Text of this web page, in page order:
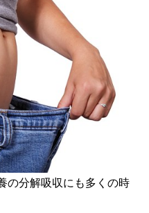
の分解吸収にも多くの時